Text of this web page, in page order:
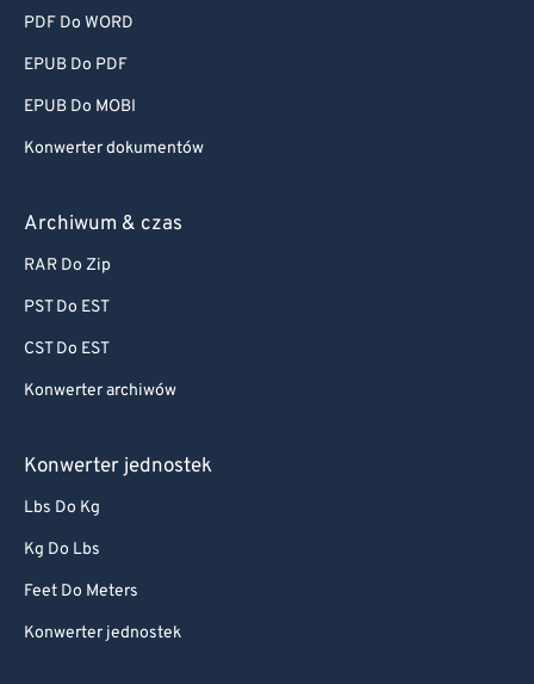
PDF Do WORD
EPUB Do PDF
EPUB Do MOBI
Konwerter dokumentów
Archiwum & czas
RAR Do Zip
PST Do EST
CST Do EST
Konwerter archiwów
Konwerter jednostek
Lbs Do Kg
Kg Do Lbs
Feet Do Meters
Konwerter jednostek